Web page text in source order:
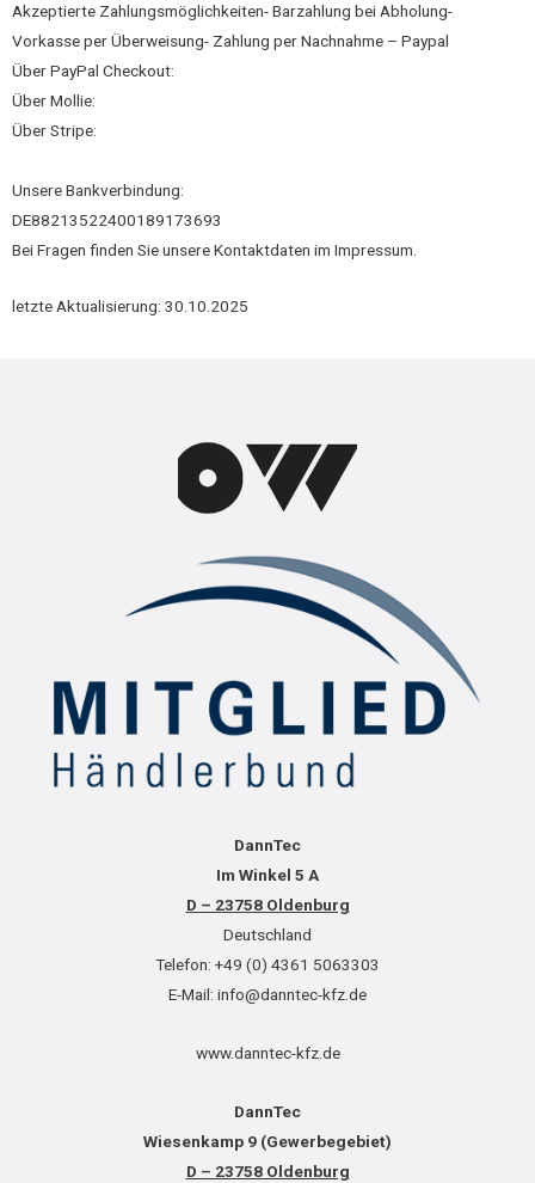
Akzeptierte Zahlungsmöglichkeiten- Barzahlung bei Abholung-
Vorkasse per Überweisung- Zahlung per Nachnahme – Paypal
Über PayPal Checkout:
Über Mollie:
Über Stripe:
Unsere Bankverbindung:
DE88213522400189173693
Bei Fragen finden Sie unsere Kontaktdaten im Impressum.
letzte Aktualisierung: 30.10.2025
DannTec
Im Winkel 5 A
D – 23758 Oldenburg
Deutschland
Telefon: +49 (0) 4361 5063303
E-Mail: info@danntec-kfz.de
www.danntec-kfz.de
DannTec
Wiesenkamp 9 (Gewerbegebiet)
D – 23758 Oldenburg